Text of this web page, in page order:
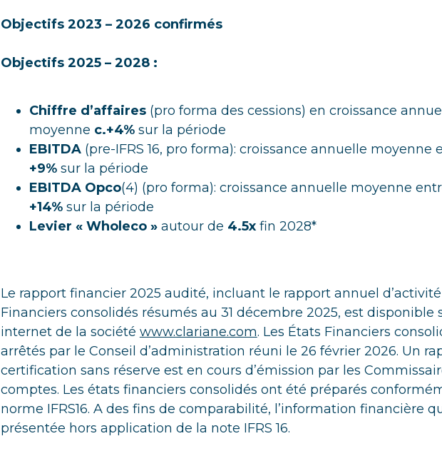
Objectifs 2023 – 2026 confirmés
Objectifs 2025 – 2028 :
Chiffre d’affaires (pro forma des cessions) en croissance
moyenne c.+4% sur la période
EBITDA(pre-IFRS 16, pro forma): croissance annuelle moyenne
+9%sur la période
EBITDA Opco(4) (pro forma): croissance annuelle moyenne
+14% sur la période
Levier « Wholeco »autour de 4.5xfin 2028*
Le rapport financier 2025 audité, incluant le rapport annuel
Financiers consolidés résumés au 31 décembre 2025, est disponible
internet de la société www.clariane.com. Les États Financiers
arrêtés par le Conseil d’administration réuni le 26 février 2026. Un
certification sans réserve est en cours d’émission par les
comptes. Les états financiers consolidés ont été préparés
norme IFRS16. A des fins de comparabilité, l’information financière
présentée hors application de la note IFRS 16.